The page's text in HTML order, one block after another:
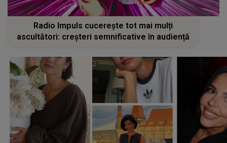
Radio Impuls cucerește tot mai mulți
ascultători: creșteri semnificative în audiență